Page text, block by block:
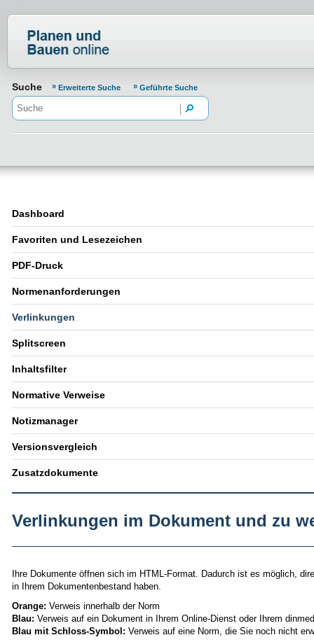
Suche Erweiterte Suche Geführte Suche
Dashboard
Favoriten und Lesezeichen
PDF-Druck
Normenanforderungen
Verlinkungen
Splitscreen
Inhaltsfilter
Normative Verweise
Notizmanager
Versionsvergleich
Zusatzdokumente
Verlinkungen im Dokument und zu
Ihre Dokumente öffnen sich im HTML-Format. Dadurch ist es möglich,
in Ihrem Dokumentenbestand haben.
Orange: Verweis innerhalb der Norm
Blau: Verweis auf ein Dokument in Ihrem Online-Dienst oder Ihrem
Blau mit Schloss-Symbol: Verweis auf eine Norm, die Sie noch nicht